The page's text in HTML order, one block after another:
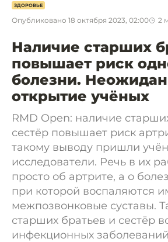
ЗДОРОВЬЕ
Опубликовано 18 октября 2023, 02:00 2
Наличие старших
повышает риск
болезни.
открытие учёных
RMD Open: наличие
сестёр повышает риск
такому выводу пришли
исследователи. Речь в их
просто об артрите, а о
при которой воспаляются
межпозвонковые суставы.
старших братьев и сестёр
инфекционных